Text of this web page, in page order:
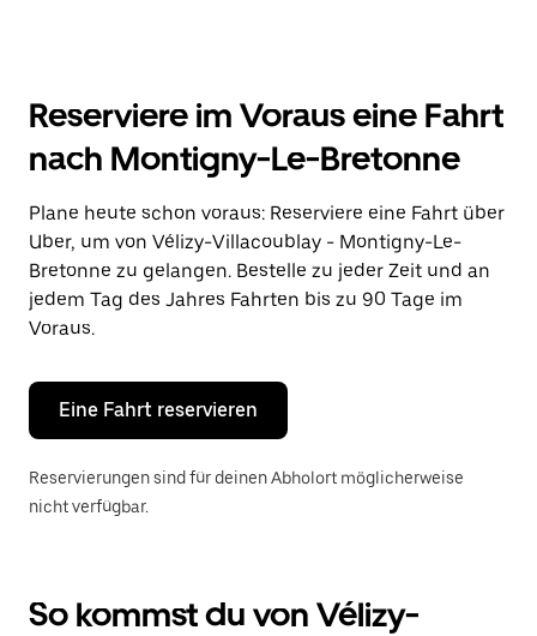
Kalender
interagieren
ein
Datum
auszuwählen.
Drücke
die
Escape-
Taste,
den
Kalender
schließen.
Reserviere im Voraus eine Fahrt
nach Montigny-Le-Bretonne
Plane heute schon voraus: Reserviere eine Fahrt über
Uber, um von Vélizy-Villacoublay - Montigny-Le-
Bretonne zu gelangen. Bestelle zu jeder Zeit und an
jedem Tag des Jahres Fahrten bis zu 90 Tage im
Voraus.
Eine Fahrt reservieren
Reservierungen sind für deinen Abholort möglicherweise
nicht verfügbar.
So kommst du von Vélizy-